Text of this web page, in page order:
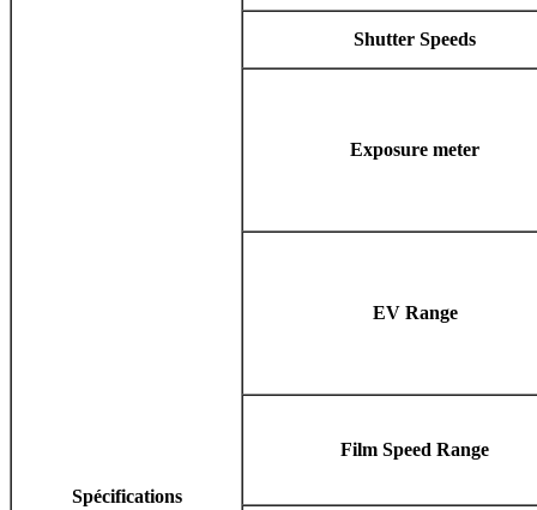
Spécifications
Shutter Speeds
Exposure meter
EV Range
Film Speed Range